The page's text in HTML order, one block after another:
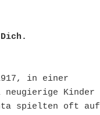
in einer
neugierige Kinder
spielten oft auf